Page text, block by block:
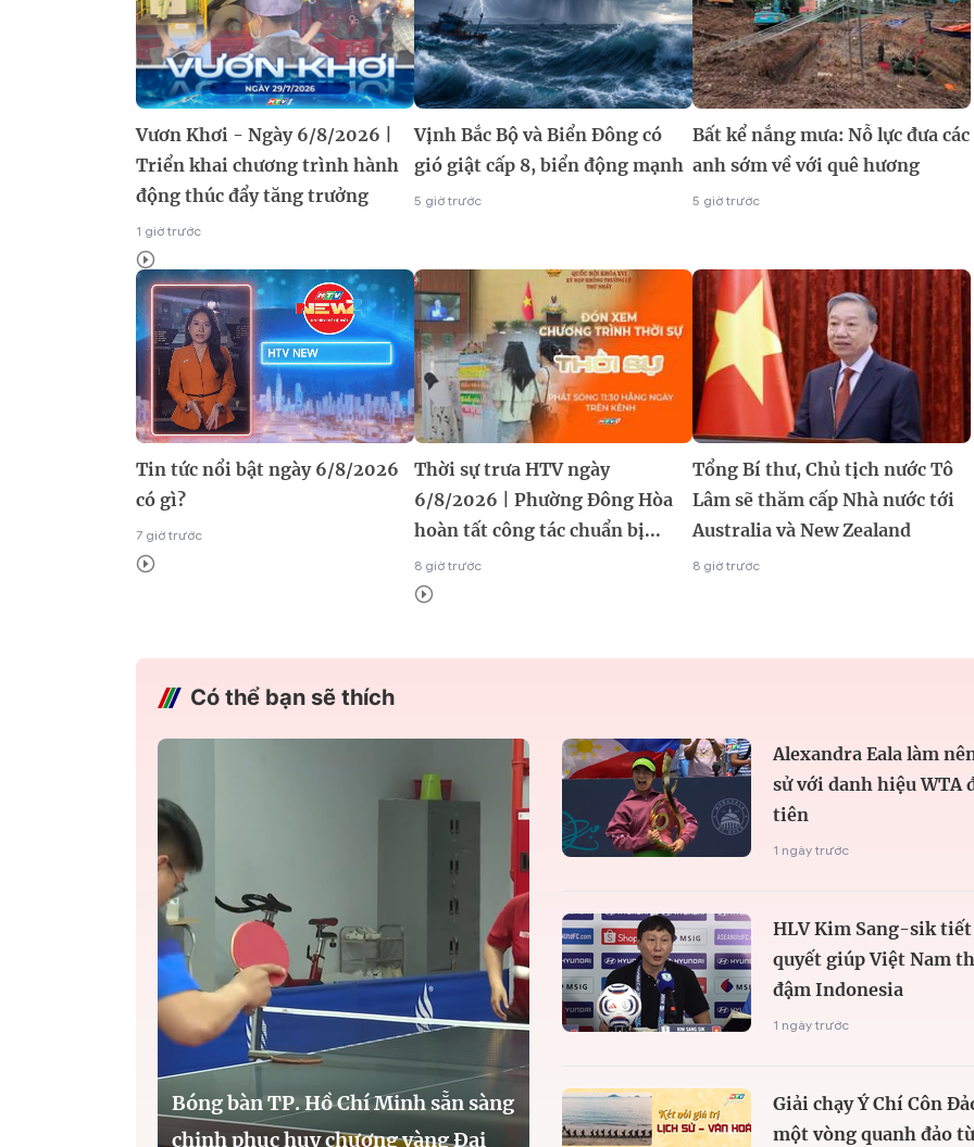
Vươn Khơi - Ngày 6/8/2026 |
Triển khai chương trình hành
động thúc đẩy tăng trưởng
1 giờ trước
Vịnh Bắc Bộ và Biển Đông có
gió giật cấp 8, biển động mạnh
5 giờ trước
Bất kể nắng mưa: Nỗ lực đưa các
anh sớm về với quê hương
5 giờ trước
Tin tức nổi bật ngày 6/8/2026
có gì?
7 giờ trước
Thời sự trưa HTV ngày
6/8/2026 | Phường Đông Hòa
hoàn tất công tác chuẩn bị...
8 giờ trước
Tổng Bí thư, Chủ tịch nước Tô
Lâm sẽ thăm cấp Nhà nước tới
Australia và New Zealand
8 giờ trước
Có thể bạn sẽ thích
Bóng bàn TP. Hồ Chí Minh sẵn sàng
chinh phục huy chương vàng Đại
Alexandra Eala làm
sử với danh hiệu WTA
tiên
1 ngày trước
HLV Kim Sang-sik
quyết giúp Việt Nam
đậm Indonesia
1 ngày trước
Giải chạy Ý Chí Côn
một vòng quanh đảo